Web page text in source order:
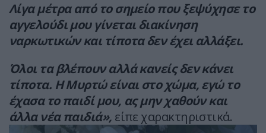
Λίγα μέτρα από το σημείο που ξεψύχησε το
αγγελούδι μου γίνεται διακίνηση
ναρκωτικών και τίποτα δεν έχει αλλάξει.
Όλοι τα βλέπουν αλλά κανείς δεν κάνει
τίποτα. Η Μυρτώ είναι στο χώμα, εγώ το
έχασα το παιδί μου, ας μην χαθούν και
άλλα νέα παιδιά», είπε χαρακτηριστικά.